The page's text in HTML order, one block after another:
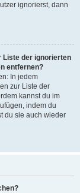
ignorierst, dann
Liste der ignorierten
entfernen?
In jedem
zur Liste der
kannst du im
indem du
du sie auch wieder